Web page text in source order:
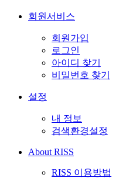
회원서비스
회원가입
로그인
아이디 찾기
비밀번호 찾기
설정
내 정보
검색환경설정
About RISS
RISS 이용방법